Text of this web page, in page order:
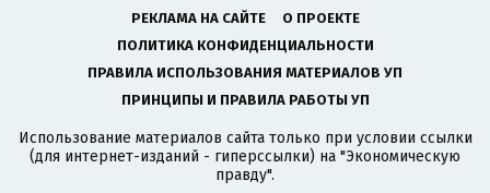
РЕКЛАМА НА САЙТЕ
О ПРОЕКТЕ
ПОЛИТИКА КОНФИДЕНЦИАЛЬНОСТИ
ПРАВИЛА ИСПОЛЬЗОВАНИЯ МАТЕРИАЛОВ УП
ПРИНЦИПЫ И ПРАВИЛА РАБОТЫ УП
Использование материалов сайта только при условии ссылки
(для интернет-изданий - гиперссылки) на "Экономическую
правду".